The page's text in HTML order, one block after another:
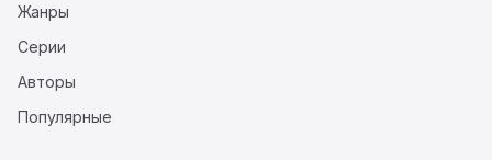
Жанры
Серии
Авторы
Популярные